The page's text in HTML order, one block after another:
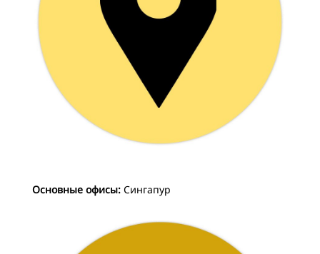
Основные офисы: Сингапур